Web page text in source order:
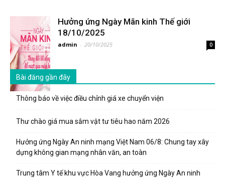
Hưởng ứng Ngày Mãn kinh Thế giới
18/10/2025
admin - 20/10/2025 0
Bài đăng gần đây
Thông báo về việc điều chỉnh giá xe chuyển viện
Thư chào giá mua sắm vật tư tiêu hao năm 2026
Hưởng ứng Ngày An ninh mạng Việt Nam 06/8: Chung tay xây
dựng không gian mạng nhân văn, an toàn
Trung tâm Y tế khu vực Hòa Vang hưởng ứng Ngày An ninh